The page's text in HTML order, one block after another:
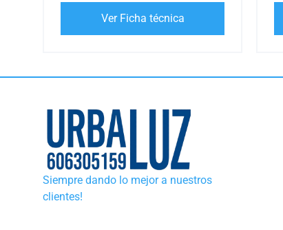
Ver Ficha técnica
Siempre dando lo mejor a nuestros
clientes!